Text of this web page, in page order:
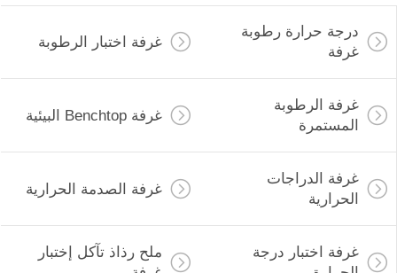
درجة حرارة رطوبة
غرفة
غرفة اختبار الرطوبة
غرفة الرطوبة
المستمرة
غرفة Benchtop البيئية
غرفة الدراجات
الحرارية
غرفة الصدمة الحرارية
غرفة اختبار درجة
ملح رذاذ تآكل إختبار